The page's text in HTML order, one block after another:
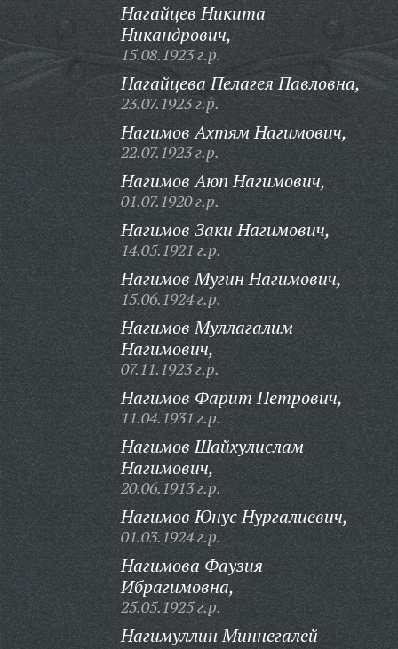
Нагайцев Никита
Никандрович,
15.08.1923 г.р.
Нагайцева Пелагея Павловна,
23.07.1923 г.р.
Нагимов Ахтям Нагимович,
22.07.1923 г.р.
Нагимов Аюп Нагимович,
01.07.1920 г.р.
Нагимов Заки Нагимович,
14.05.1921 г.р.
Нагимов Мугин Нагимович,
15.06.1924 г.р.
Нагимов Муллагалим
Нагимович,
07.11.1923 г.р.
Нагимов Фарит Петрович,
11.04.1931 г.р.
Нагимов Шайхулислам
Нагимович,
20.06.1913 г.р.
Нагимов Юнус Нургалиевич,
01.03.1924 г.р.
Нагимова Фаузия
Ибрагимовна,
25.05.1925 г.р.
Нагимуллин Миннегалей